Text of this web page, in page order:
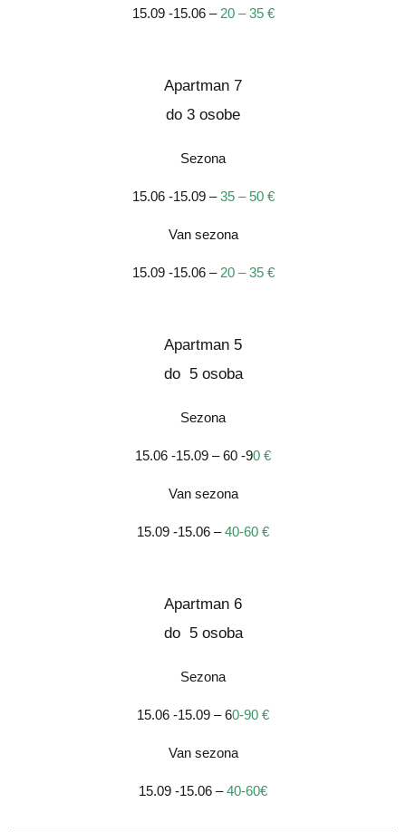
15.09 -15.06 –20 – 35 €
Apartman 7
do 3 osobe
Sezona
15.06 -15.09 –35 – 50 €
Van sezona
15.09 -15.06 –20 – 35 €
Apartman 5
do 5 osoba
Sezona
15.06 -15.09 – 60 -90 €
Van sezona
15.09 -15.06 –40-60 €
Apartman 6
do 5 osoba
Sezona
15.06 -15.09 – 60-90 €
Van sezona
15.09 -15.06 –40-60€